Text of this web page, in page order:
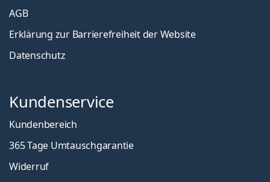
AGB
Erklärung zur Barrierefreiheit der Website
Datenschutz
Kundenservice
Kundenbereich
365 Tage Umtauschgarantie
Widerruf